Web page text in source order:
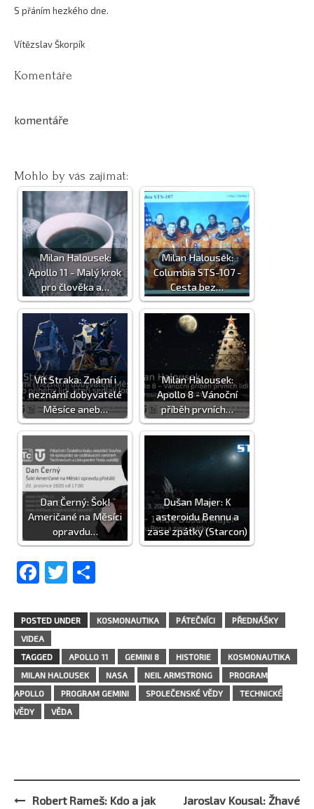
S přáním hezkého dne.
Vítězslav Škorpík
Komentáře
komentáře
Mohlo by vás zajímat:
Milan Halousek:
Apollo 11 - Malý krok
pro člověka a…
Milan Halousek:
Columbia STS-107 -
Cesta bez…
Vít Straka: Známí i
neznámí dobyvatelé
Měsíce aneb…
Milan Halousek:
Apollo 8 - Vánoční
příběh prvních…
Dan Černý: Šok!
Američané na Měsíci
opravdu…
Dušan Majer: K
asteroidu Bennu a
zase zpátky (Starcon)
Facebook
Twitter
POSTED UNDER KOSMONAUTIKA PÁTEČNÍCI
PŘEDNÁŠKY
VIDEA
TAGGED
APOLLO 11 GEMINI 8 HISTORIE
KOSMONAUTIKA
MILAN HALOUSEK
NASA NEIL ARMSTRONG
PROGRAM
APOLLO
PROGRAM GEMINI SPOLEČENSKÉ VĚDY
TECHNICKÉ
VĚDY
VĚDA
Robert Rameš: Kdo a jak Jaroslav Kousal: Žhavé